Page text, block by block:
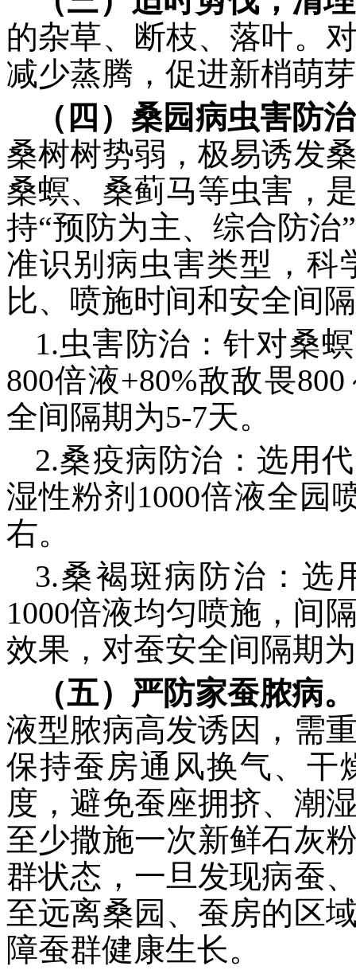
的杂草、断枝、落叶。
减少蒸腾，促进新梢萌
（四）桑园病虫害防
桑树树势弱，极易诱发
桑螟、桑蓟马等虫害，
持“预防为主、综合防
准识别病虫害类型，科
比、喷施时间和安全间
1.虫害防治：针对桑
800倍液+80%敌敌畏
全间隔期为5-7天。
2.桑疫病防治：选用
湿性粉剂1000倍液全园
右。
3.桑褐斑病防治：选
1000倍液均匀喷施，间
效果，对蚕安全间隔期
（五）严防家蚕脓病。
液型脓病高发诱因，需
保持蚕房通风换气、干
度，避免蚕座拥挤、潮
至少撒施一次新鲜石灰
群状态，一旦发现病蚕
至远离桑园、蚕房的区
障蚕群健康生长。